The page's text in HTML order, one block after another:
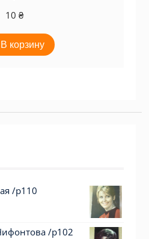
10 ₴
В корзину
/p110
/p102